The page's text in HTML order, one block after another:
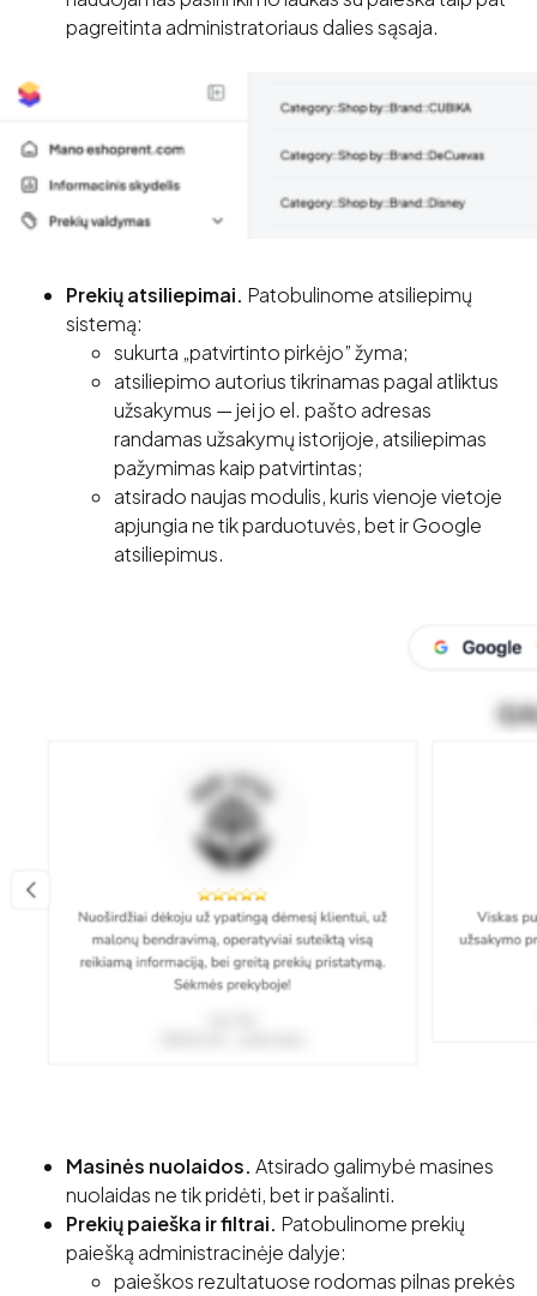
pagreitinta administratoriaus dalies sąsaja.
Prekių atsiliepimai. Patobulinome atsiliepimų
sistemą:
sukurta „patvirtinto pirkėjo” žyma;
atsiliepimo autorius tikrinamas pagal atliktus
užsakymus — jei jo el. pašto adresas
randamas užsakymų istorijoje, atsiliepimas
pažymimas kaip patvirtintas;
atsirado naujas modulis, kuris vienoje vietoje
apjungia ne tik parduotuvės, bet ir Google
atsiliepimus.
Masinės nuolaidos. Atsirado galimybė masines
nuolaidas ne tik pridėti, bet ir pašalinti.
Prekių paieška ir filtrai. Patobulinome prekių
paiešką administracinėje dalyje:
paieškos rezultatuose rodomas pilnas prekės